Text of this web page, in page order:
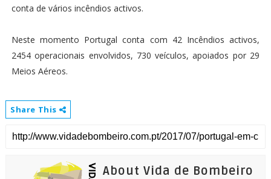
conta de vários incêndios activos.
Neste momento Portugal conta com 42 Incêndios activos,
2454 operacionais envolvidos, 730 veículos, apoiados por 29
Meios Aéreos.
Share This
About Vida de Bombeiro